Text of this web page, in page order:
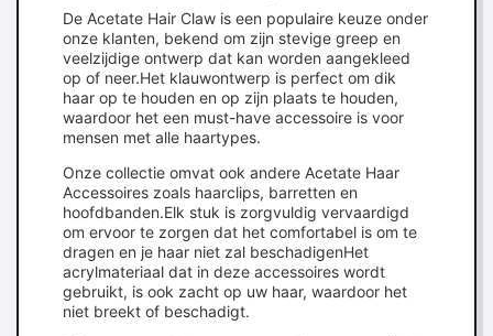
De Acetate Hair Claw is een populaire keuze onder
onze klanten, bekend om zijn stevige greep en
veelzijdige ontwerp dat kan worden aangekleed
op of neer.Het klauwontwerp is perfect om dik
haar op te houden en op zijn plaats te houden,
waardoor het een must-have accessoire is voor
mensen met alle haartypes.
Onze collectie omvat ook andere Acetate Haar
Accessoires zoals haarclips, barretten en
hoofdbanden.Elk stuk is zorgvuldig vervaardigd
om ervoor te zorgen dat het comfortabel is om te
dragen en je haar niet zal beschadigenHet
acrylmateriaal dat in deze accessoires wordt
gebruikt, is ook zacht op uw haar, waardoor het
niet breekt of beschadigt.